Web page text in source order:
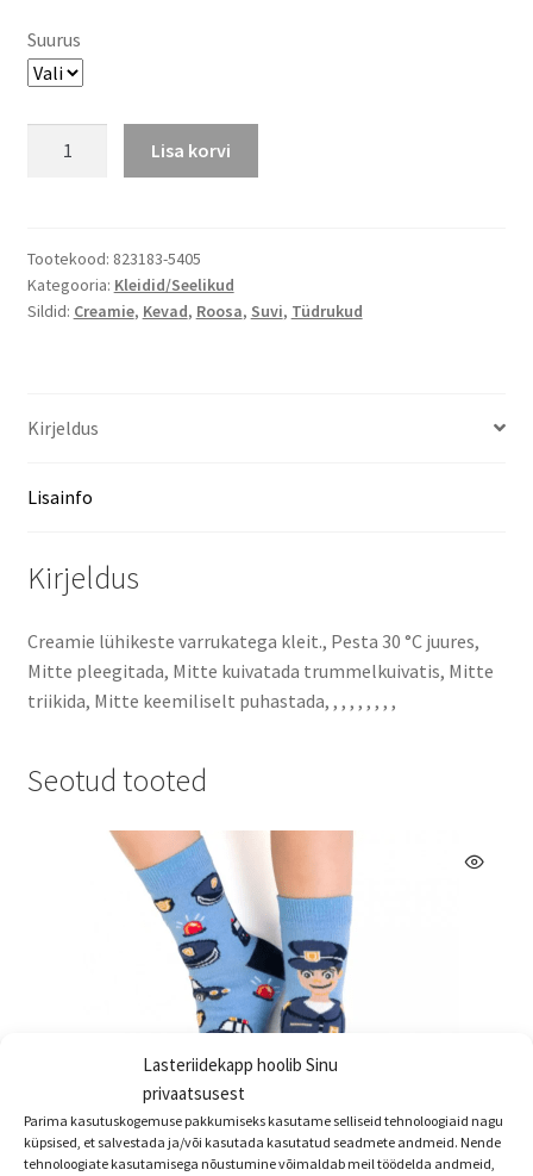
Lasteriidekapp hoolib Sinu
privaatsusest
Parima kasutuskogemuse pakkumiseks kasutame selliseid tehnoloogiaid nagu
küpsised, et salvestada ja/või kasutada kasutatud seadmete andmeid. Nende
tehnoloogiate kasutamisega nõustumine võimaldab meil töödelda andmeid,
Suurus
kirssidega
kogus
Lisa korvi
Tootekood: 823183-5405
Kategooria: Kleidid/Seelikud
Sildid: Creamie, Kevad, Roosa, Suvi, Tüdrukud
Kirjeldus
Lisainfo
Kirjeldus
Creamie lühikeste varrukatega kleit., Pesta 30 °C juures,
Mitte pleegitada, Mitte kuivatada trummelkuivatis, Mitte
triikida, Mitte keemiliselt puhastada, , , , , , , , ,
Seotud tooted